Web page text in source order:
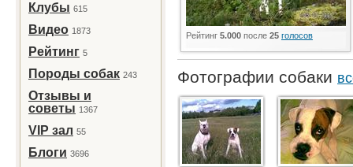
Клубы 615
Видео 1873
Рейтинг 5
Породы собак 243
Отзывы и
советы 1367
VIP зал 55
Блоги 3696
Рейтинг 5.000 после 25 голосов
Фотографии собаки